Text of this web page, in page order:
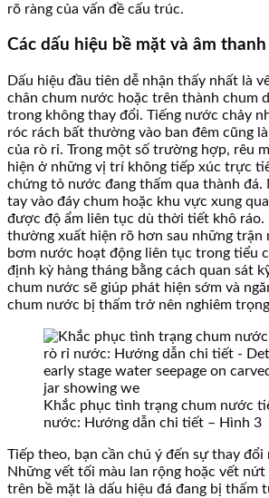
rõ ràng của vấn đề cấu trúc.
Các dấu hiệu bề mặt và âm
Dấu hiệu đầu tiên dễ nhận thấy nhất là
chân chum nước hoặc trên thành chum
trong không thay đổi. Tiếng nước chảy
róc rách bất thường vào ban đêm cũng
của rò rỉ. Trong một số trường hợp, rêu
hiện ở những vị trí không tiếp xúc trực
chứng tỏ nước đang thấm qua thành đá.
tay vào đáy chum hoặc khu vực xung
được độ ẩm liên tục dù thời tiết khô ráo.
thường xuất hiện rõ hơn sau những trận
bơm nước hoạt động liên tục trong tiểu
định kỳ hàng tháng bằng cách quan sát
chum nước sẽ giúp phát hiện sớm và
chum nước bị thấm trở nên nghiêm
Khắc phục tình trạng chum nước
nước: Hướng dẫn chi tiết – Hình 3
Tiếp theo, bạn cần chú ý đến sự thay đổi
Những vết tối màu lan rộng hoặc vết
trên bề mặt là dấu hiệu đá đang bị thấm